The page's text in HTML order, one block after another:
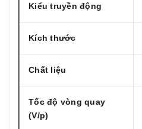
Kiểu truyền động
Kích thước
Chất liệu
Tốc độ vòng quay
(V/p)